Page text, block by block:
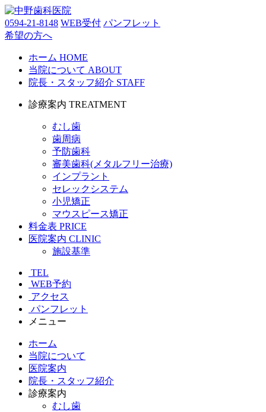
0594-21-8148 WEB受付 パンフレット
希望の方へ
ホーム HOME
当院について ABOUT
院長・スタッフ紹介 STAFF
診療案内 TREATMENT
むし歯
歯周病
予防歯科
審美歯科(メタルフリー治療)
インプラント
セレックシステム
小児矯正
マウスピース矯正
料金表 PRICE
医院案内 CLINIC
施設基準
TEL
WEB予約
アクセス
パンフレット
メニュー
ホーム
当院について
医院案内
院長・スタッフ紹介
診療案内
むし歯